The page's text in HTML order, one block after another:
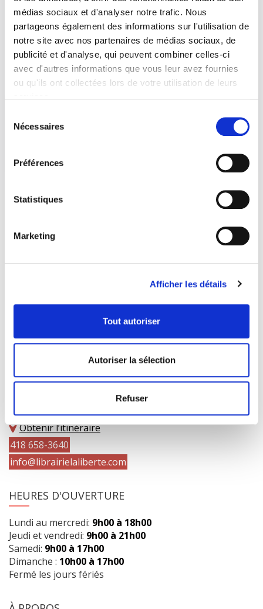
médias sociaux et d'analyser notre trafic. Nous
partageons également des informations sur l'utilisation de
notre site avec nos partenaires de médias sociaux, de
publicité et d'analyse, qui peuvent combiner celles-ci
avec d'autres informations que vous leur avez fournies
ou qu'ils ont collectées lors de votre utilisation de leurs
Nécessaires
Préférences
Statistiques
Marketing
Afficher les détails
Tout autoriser
Autoriser la sélection
Refuser
vos libraires au courant de cette année?
19 janvier 2018 0
COORDONNÉES
Obtenir l’itinéraire
418 658-3640
info@librairielaliberte.com
HEURES D'OUVERTURE
Lundi au mercredi: 9h00 à 18h00
Jeudi et vendredi: 9h00 à 21h00
Samedi: 9h00 à 17h00
Dimanche : 10h00 à 17h00
Fermé les jours fériés